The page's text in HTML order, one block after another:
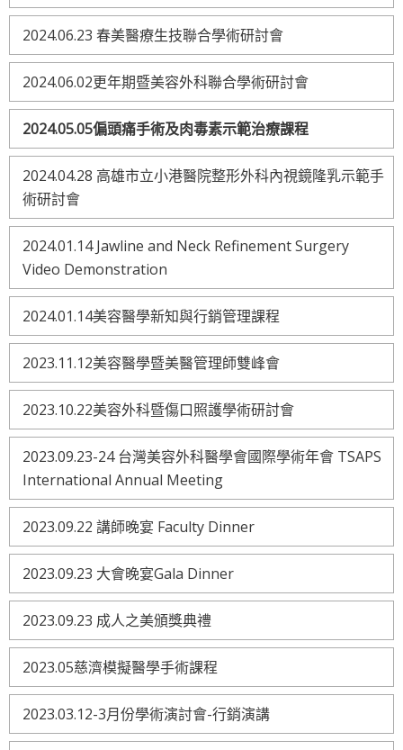
2024.06.23 春美醫療生技聯合學術研討會
2024.06.02更年期暨美容外科聯合學術研討會
2024.05.05偏頭痛手術及肉毒素示範治療課程
2024.04.28 高雄市立小港醫院整形外科內視鏡隆乳示範手
術研討會
2024.01.14 Jawline and Neck Refinement Surgery
Video Demonstration
2024.01.14美容醫學新知與行銷管理課程
2023.11.12美容醫學暨美醫管理師雙峰會
2023.10.22美容外科暨傷口照護學術研討會
2023.09.23-24 台灣美容外科醫學會國際學術年會 TSAPS
International Annual Meeting
2023.09.22 講師晚宴 Faculty Dinner
2023.09.23 大會晚宴Gala Dinner
2023.09.23 成人之美頒獎典禮
2023.05慈濟模擬醫學手術課程
2023.03.12-3月份學術演討會-行銷演講